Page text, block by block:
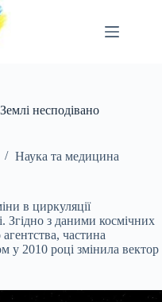
несподівано
Наука та медицина
в циркуляції
Згідно з даними космічних
частина
у 2010 році змінила вектор